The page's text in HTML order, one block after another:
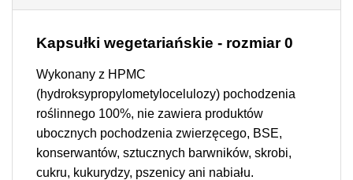
Kapsułki wegetariańskie - rozmiar 0
Wykonany z HPMC
(hydroksypropylometylocelulozy) pochodzenia
roślinnego 100%, nie zawiera produktów
ubocznych pochodzenia zwierzęcego, BSE,
konserwantów, sztucznych barwników, skrobi,
cukru, kukurydzy, pszenicy ani nabiału.